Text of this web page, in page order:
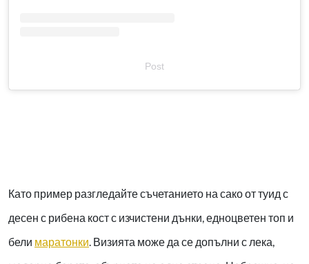
Post
Като пример разгледайте съчетанието на сако от туид с
десен с рибена кост с изчистени дънки, едноцветен топ и
бели маратонки. Визията може да се допълни с лека,